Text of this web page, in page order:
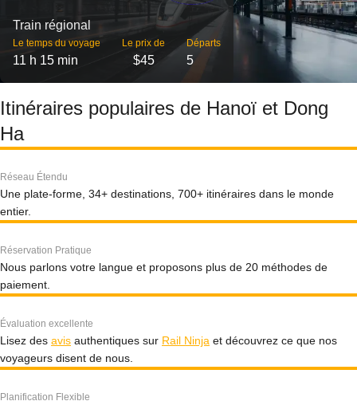
Train régional
Le temps du voyage
11 h 15 min
Le prix de
$45
Départs
5
Itinéraires populaires de Hanoï et Dong
Ha
Réseau Étendu
Une plate-forme, 34+ destinations, 700+ itinéraires dans le monde
entier.
Réservation Pratique
Nous parlons votre langue et proposons plus de 20 méthodes de
paiement.
Évaluation excellente
Lisez des avis authentiques sur Rail Ninja et découvrez ce que nos
voyageurs disent de nous.
Planification Flexible